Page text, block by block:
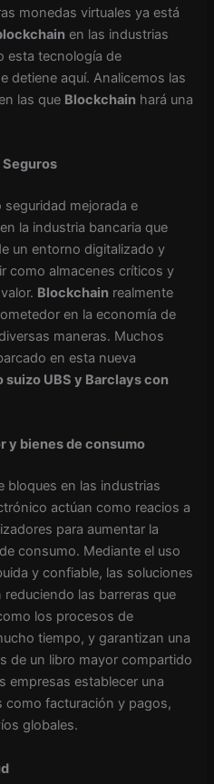
monedas virtuales ya está
en las industrias
esta tecnología de
detiene aquí. Analicemos las
las que Blockchain hará una
Seguros
mejorada e
la industria bancaria que
un entorno digitalizado y
como almacenes críticos y
Blockchain realmente
en la economía de
maneras. Muchos
en esta nueva
suizo UBS y Barclays con
y bienes de consumo
bloques en las industrias
actúan como reacios a
para aumentar la
consumo. Mediante el uso
y confiable, las soluciones
las barreras que
los procesos de
tiempo, y garantizan una
de un libro mayor compartido
empresas establecer una
como facturación y pagos,
globales.